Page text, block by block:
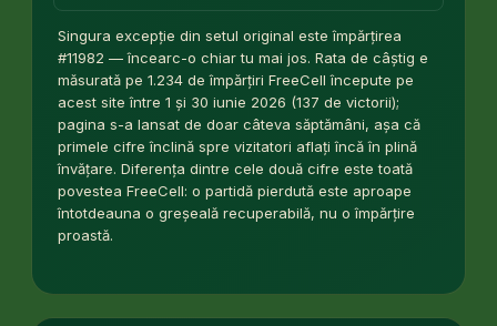
Singura excepție din setul original este împărțirea
#11982 — încearc-o chiar tu mai jos. Rata de câștig e
măsurată pe 1.234 de împărțiri FreeCell începute pe
acest site între 1 și 30 iunie 2026 (137 de victorii);
pagina s-a lansat de doar câteva săptămâni, așa că
primele cifre înclină spre vizitatori aflați încă în plină
învățare. Diferența dintre cele două cifre este toată
povestea FreeCell: o partidă pierdută este aproape
întotdeauna o greșeală recuperabilă, nu o împărțire
proastă.